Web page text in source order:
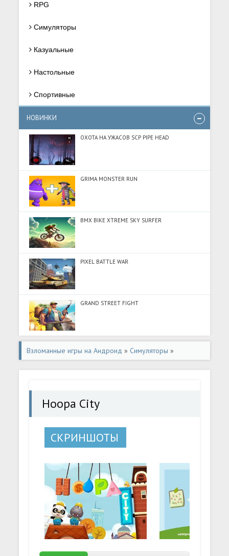
RPG
Симуляторы
Казуальные
Настольные
Спортивные
НОВИНКИ
ОХОТА НА УЖАСОВ SCP PIPE HEAD
GRIMA MONSTER RUN
BMX BIKE XTREME SKY SURFER
PIXEL BATTLE WAR
GRAND STREET FIGHT
Взломанные игры на Андроид » Симуляторы »
Взломанная игра Hoopa City (Взлом на монеты) на
Hoopa City
СКРИНШОТЫ